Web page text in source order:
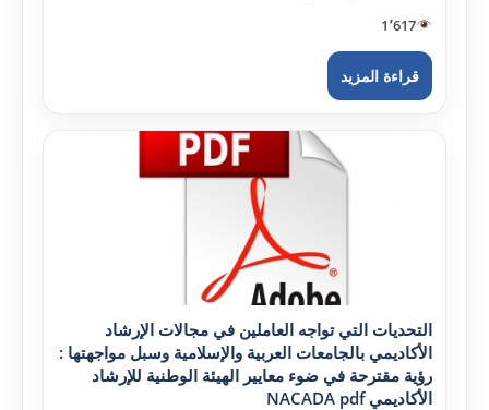
1٬617
قراءة المزيد
التحديات التي تواجه العاملين في مجالات الإرشاد
الأکاديمي بالجامعات العربية والإسلامية وسبل مواجهتها :
رؤية مقترحة في ضوء معايير الهيئة الوطنية للإرشاد
الأکاديمي NACADA pdf